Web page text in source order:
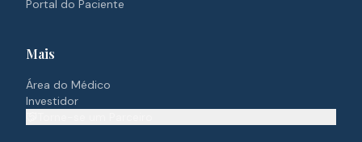
Portal do Paciente
Mais
Área do Médico
Investidor